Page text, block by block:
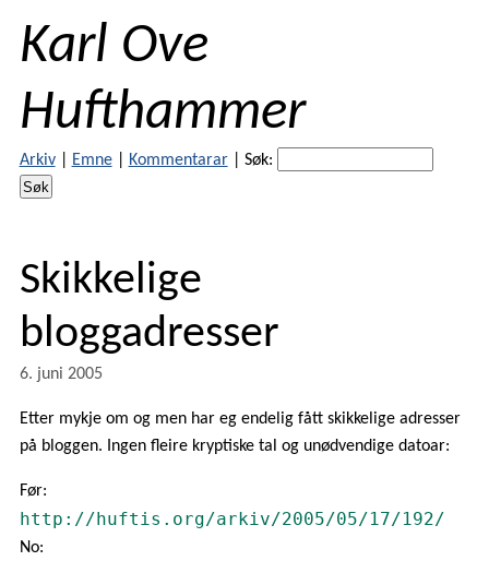
Karl Ove
Hufthammer
Arkiv| Emne| Kommentarar| Søk:
Skikkelige
bloggadresser
6. juni 2005
Etter mykje om og men har eg endelig fått skikkelige adresser
på bloggen. Ingen fleire kryptiske tal og unødvendige datoar:
Før:
http://huftis.org/arkiv/2005/05/17/192/
No: